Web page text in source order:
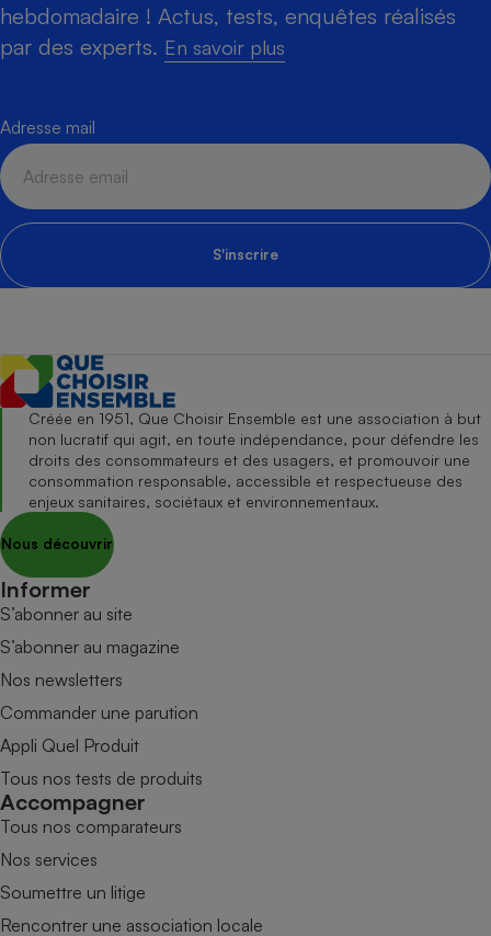
hebdomadaire ! Actus, tests, enquêtes réalisés
par des experts. En savoir plus
Adresse mail
S'inscrire
Créée en 1951, Que Choisir Ensemble est une association à but
non lucratif qui agit, en toute indépendance, pour défendre les
droits des consommateurs et des usagers, et promouvoir une
consommation responsable, accessible et respectueuse des
enjeux sanitaires, sociétaux et environnementaux.
Nous découvrir
Informer
S’abonner au site
S’abonner au magazine
Nos newsletters
Commander une parution
Appli Quel Produit
Tous nos tests de produits
Accompagner
Tous nos comparateurs
Nos services
Soumettre un litige
Rencontrer une association locale